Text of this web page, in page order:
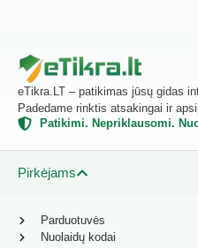
eTikra.LT – patikimas jūsų gidas
Padedame rinktis atsakingai ir
Patikimi. Nepriklausomi.
Pirkėjams
Parduotuvės
Nuolaidų kodai